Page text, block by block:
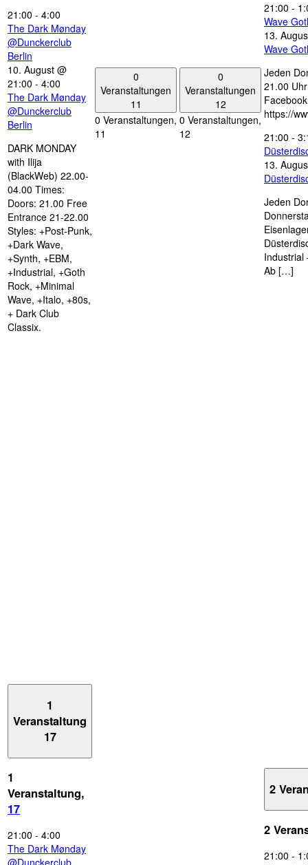
21:00 - 4:00
The Dark Mønday
@Dunckerclub
Berlin
10. August @
21:00 - 4:00
The Dark Mønday
@Dunckerclub
Berlin
DARK MONDAY
with Ilija
(BlackWeb) 22.00-
04.00 Times:
Doors: 21.00 Free
Entrance 21-22.00
Styles: +Post-Punk,
+Dark Wave,
+Synth, +EBM,
+Industrial, +Goth
Rock, +Minimal
Wave, +Italo, +80s,
+ Dark Club
Classix.
0
Veranstaltungen
11
0 Veranstaltungen,
11
0
Veranstaltungen
12
0 Veranstaltungen,
12
21:00 -
Wave
13.
Wave
Jeden
21.00
https://
21:00 -
13.
Jeden
Industrial
Ab […]
1
Veranstaltung
17
1
Veranstaltung,
17
21:00 - 4:00
The Dark Mønday
2
2
21:00 -